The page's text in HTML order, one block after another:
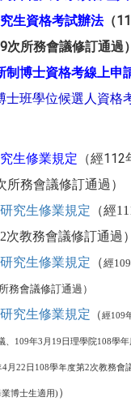
生資格考試辦法（
次所務會議修訂通過）
制博士資格考線上申
士班學位候選人資格
生修業規定 （經
所務會議修訂通過）
究生修業規定 （經
次教務會議修訂通過）
究生修業規定 （經
務會議修訂通過）
究生修業規定 （經109
、109年3月19日理學院108學
4月22日108學年度第2次教務會
博士生適用)）